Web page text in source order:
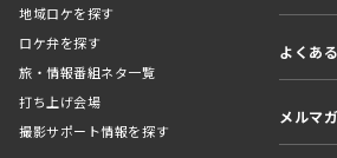
地域ロケを探す
ロケ弁を探す
旅・情報番組ネタ一覧
打ち上げ会場
撮影サポート情報を探す
よくあ
メルマ